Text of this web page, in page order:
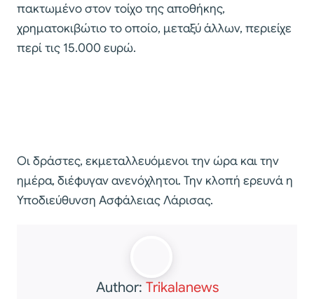
πακτωμένο στον τοίχο της αποθήκης,
χρηματοκιβώτιο το οποίο, μεταξύ άλλων, περιείχε
περί τις 15.000 ευρώ.
Οι δράστες, εκμεταλλευόμενοι την ώρα και την
ημέρα, διέφυγαν ανενόχλητοι. Την κλοπή ερευνά η
Υποδιεύθυνση Ασφάλειας Λάρισας.
Author: Trikalanews